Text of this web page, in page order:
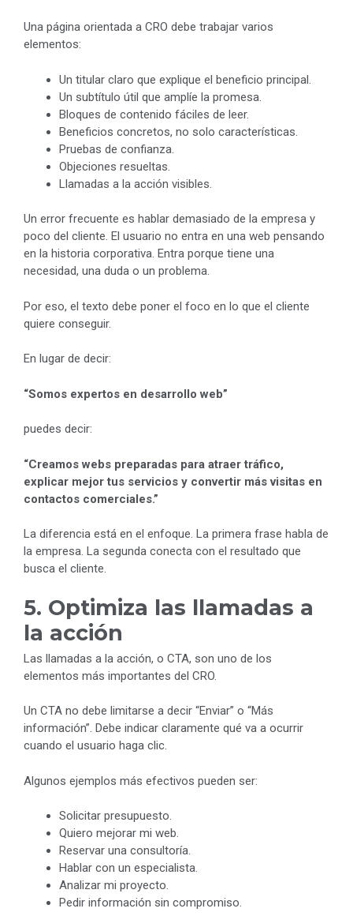
Una página orientada a CRO debe trabajar varios
elementos:
Un titular claro que explique el beneficio principal.
Un subtítulo útil que amplíe la promesa.
Bloques de contenido fáciles de leer.
Beneficios concretos, no solo características.
Pruebas de confianza.
Objeciones resueltas.
Llamadas a la acción visibles.
Un error frecuente es hablar demasiado de la empresa y
poco del cliente. El usuario no entra en una web pensando
en la historia corporativa. Entra porque tiene una
necesidad, una duda o un problema.
Por eso, el texto debe poner el foco en lo que el cliente
quiere conseguir.
En lugar de decir:
“Somos expertos en desarrollo web”
puedes decir:
“Creamos webs preparadas para atraer tráfico,
explicar mejor tus servicios y convertir más visitas en
contactos comerciales.”
La diferencia está en el enfoque. La primera frase habla de
la empresa. La segunda conecta con el resultado que
busca el cliente.
5. Optimiza las llamadas a
la acción
Las llamadas a la acción, o CTA, son uno de los
elementos más importantes del CRO.
Un CTA no debe limitarse a decir “Enviar” o “Más
información”. Debe indicar claramente qué va a ocurrir
cuando el usuario haga clic.
Algunos ejemplos más efectivos pueden ser:
Solicitar presupuesto.
Quiero mejorar mi web.
Reservar una consultoría.
Hablar con un especialista.
Analizar mi proyecto.
Pedir información sin compromiso.